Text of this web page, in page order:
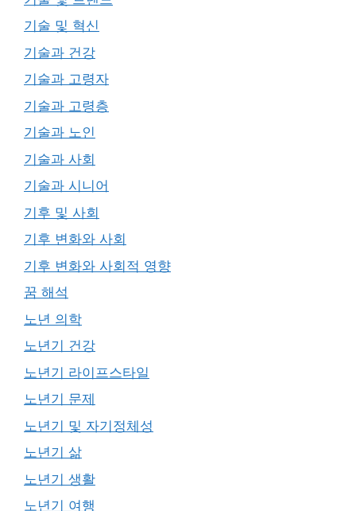
기술 및 혁신
기술과 건강
기술과 고령자
기술과 고령층
기술과 노인
기술과 사회
기술과 시니어
기후 및 사회
기후 변화와 사회
기후 변화와 사회적 영향
꿈 해석
노년 의학
노년기 건강
노년기 라이프스타일
노년기 문제
노년기 및 자기정체성
노년기 삶
노년기 생활
노년기 여행